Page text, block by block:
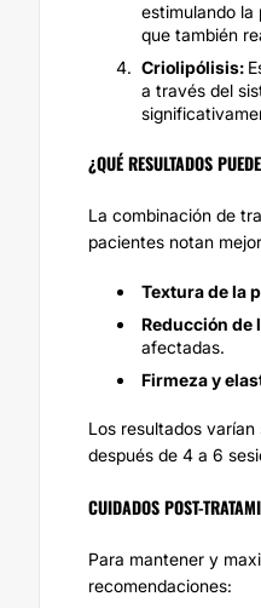
estimulando la
que también
Criolipólisis:
a través del
¿QUÉ RESULTADOS
La combinación de
pacientes notan
Textura de la
Reducción de
afectadas.
Firmeza y
Los resultados
después de 4 a 6
CUIDADOS POST-
Para mantener y
recomendaciones: